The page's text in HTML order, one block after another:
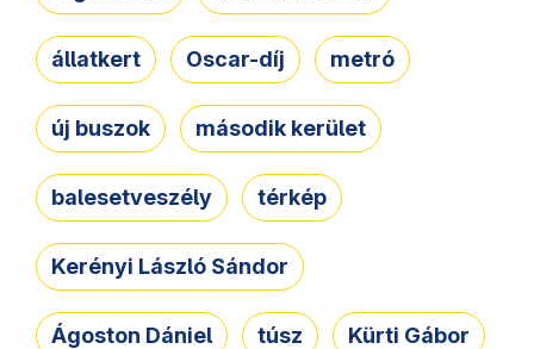
állatkert Oscar-díj metró
új buszok második kerület
balesetveszély térkép
Kerényi László Sándor
Ágoston Dániel túsz Kürti Gábor